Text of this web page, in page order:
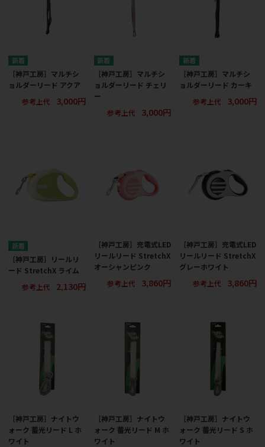
［神戸工房］マルチシ
ョルダーリード アクア
参考上代
3,000円
［神戸工房］マルチシ
ョルダーリード チェリ
ー
参考上代
3,000円
［神戸工房］マルチシ
ョルダーリード カーキ
参考上代
3,000円
［神戸工房］リールリ
ード StretchX ライム
参考上代
2,130円
［神戸工房］充電式LED
リールリード StretchX
オーシャンピンク
参考上代
3,860円
［神戸工房］充電式LED
リールリード StretchX
グレーホワイト
参考上代
3,860円
［神戸工房］ナイトウ
ォーク 蓄光リード L ホ
ワイト
［神戸工房］ナイトウ
ォーク 蓄光リード M ホ
ワイト
［神戸工房］ナイトウ
ォーク 蓄光リード S ホ
ワイト